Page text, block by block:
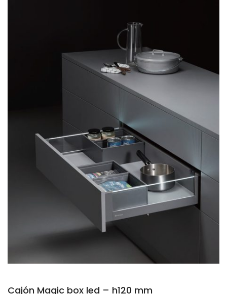
Cajón Magic box led – h120 mm